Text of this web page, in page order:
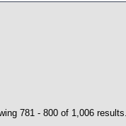
781 - 800 of 1,006 results.